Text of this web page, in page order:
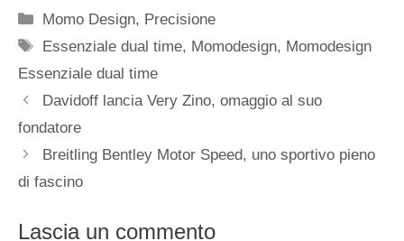
Categorie
Momo Design, Precisione
Tag
Essenziale dual time, Momodesign, Momodesign
Essenziale dual time
Navigazione
articolo
Davidoff lancia Very Zino, omaggio al suo
fondatore
Breitling Bentley Motor Speed, uno sportivo pieno
di fascino
Lascia un commento